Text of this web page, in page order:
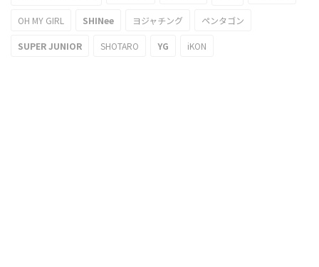
OH MY GIRL SHINee ヨジャチング ペンタゴン
SUPER JUNIOR SHOTARO YG iKON